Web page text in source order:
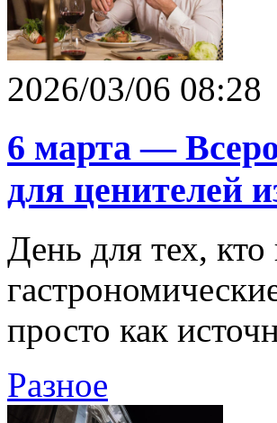
2026/03/06 08:28
6 марта —
для ценителей
День для тех,
просто как
Разное